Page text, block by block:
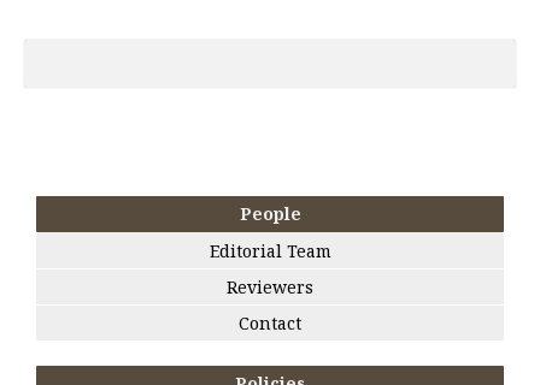
People
Editorial Team
Reviewers
Contact